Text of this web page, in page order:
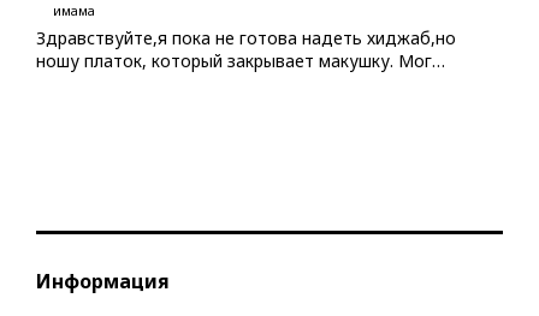
имама
Здравствуйте,я пока не готова надеть хиджаб,но
ношу платок, который закрывает макушку. Мог…
Информация